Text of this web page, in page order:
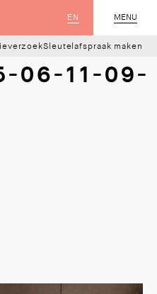
MENU
SLUIT
EN
Sleutelafspraak maken
06-11-09-